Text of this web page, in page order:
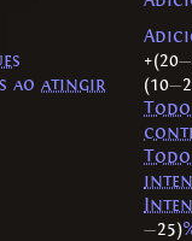
ao atingir
+(20—
(10—
—25)